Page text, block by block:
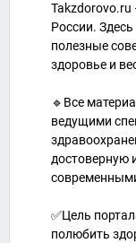
России.
полезные
здоровье и
🔹Все
ведущими
достоверную
✅Цель
полюбить